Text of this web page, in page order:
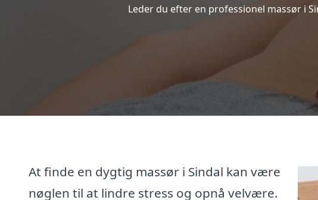
Leder du efter en professionel massør i
At finde en dygtig massør i Sindal kan være
nøglen til at lindre stress og opnå velvære.